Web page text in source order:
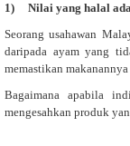
1) Nilai yang halal
Seorang usahawan
daripada ayam yang
memastikan
Bagaimana apabila
mengesahkan produk